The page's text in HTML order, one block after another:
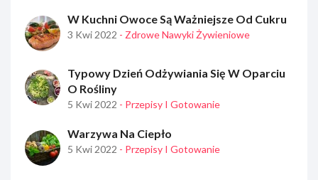
W Kuchni Owoce Są Ważniejsze Od Cukru
3 Kwi 2022 - Zdrowe Nawyki Żywieniowe
Typowy Dzień Odżywiania Się W Oparciu
O Rośliny
5 Kwi 2022 - Przepisy I Gotowanie
Warzywa Na Ciepło
5 Kwi 2022 - Przepisy I Gotowanie